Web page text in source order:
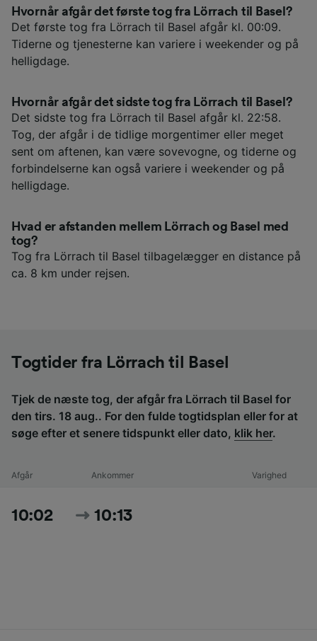
Hvornår afgår det første tog fra Lörrach til Basel?
Det første tog fra Lörrach til Basel afgår kl. 00:09.
Tiderne og tjenesterne kan variere i weekender og på
helligdage.
Hvornår afgår det sidste tog fra Lörrach til Basel?
Det sidste tog fra Lörrach til Basel afgår kl. 22:58.
Tog, der afgår i de tidlige morgentimer eller meget
sent om aftenen, kan være sovevogne, og tiderne og
forbindelserne kan også variere i weekender og på
helligdage.
Hvad er afstanden mellem Lörrach og Basel med
tog?
Tog fra Lörrach til Basel tilbagelægger en distance på
ca. 8 km under rejsen.
Togtider fra Lörrach til Basel
Tjek de næste tog, der afgår fra Lörrach til Basel for
den tirs. 18 aug.. For den fulde togtidsplan eller for at
søge efter et senere tidspunkt eller dato, klik her.
Afgår Ankommer Varighed
10:02 10:13